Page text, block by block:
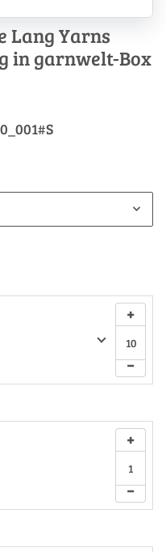
Lang Yarns
in garnwelt-Box
−
+
−
+